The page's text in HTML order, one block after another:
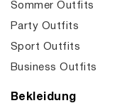
Sommer Outfits
Party Outfits
Sport Outfits
Business Outfits
Bekleidung